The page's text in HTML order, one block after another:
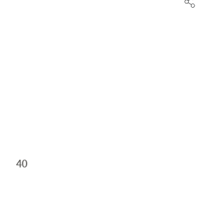
40